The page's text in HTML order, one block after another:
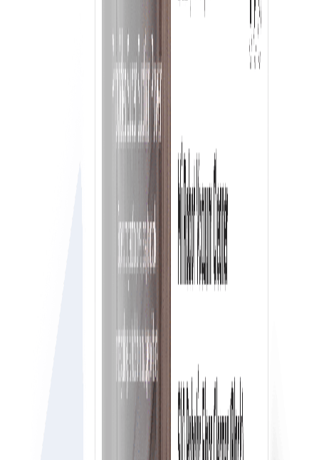
Δωρεάν & απεριόριστοι χρήστες χώρου εργασίας
Αποκτήστε δωρεάν και απεριόριστους χρήστες χώρου
εργασίας, όπου μπορείτε να προσθέσετε όλους τους
υπαλλήλους της εταιρείας σας στον λογαριασμό
αγοραστή σας στο e-Procure.
Ροή εργασιών έγκρισης σε πραγματικό χρόνο
Κάθε χρήστης μπορεί να παραγγείλει αυτό που